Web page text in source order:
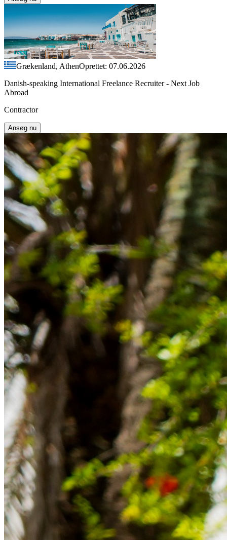
Grækenland, AthenOprettet: 07.06.2026
Danish-speaking International Freelance Recruiter - Next Job
Abroad
Contractor
Ansøg nu